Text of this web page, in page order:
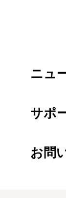
ニュ
サポ
お問